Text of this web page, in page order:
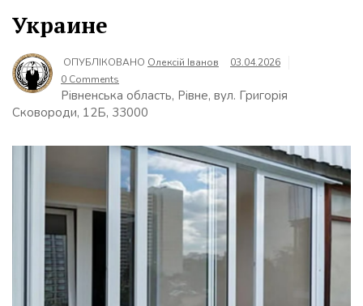
Украине
ОПУБЛІКОВАНО Олексій Іванов
03.04.2026
0 Comments
Рівненська область, Рівне, вул. Григорія
Сковороди, 12Б, 33000